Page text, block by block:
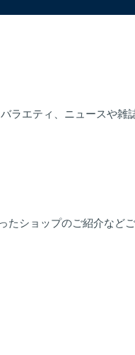
ラエティ、ニュースや
たショップのご紹介など